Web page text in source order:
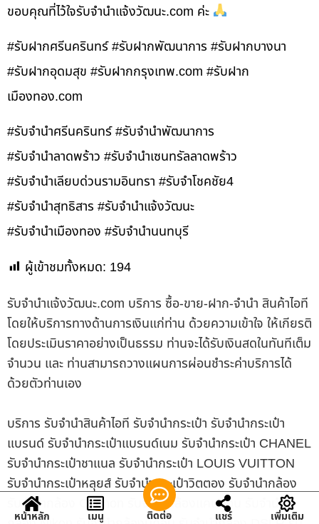
ขอบคุณที่ไว้ใจรับจำนำแจ้งวัฒนะ.com ค่ะ
#รับฝากศรีนครินทร์ #รับฝากพัฒนาการ #รับฝากบางนา
#รับฝากอุดมสุข #รับฝากกรุงเทพ.com #รับฝาก
เมืองทอง.com
#รับจำนำศรีนครินทร์ #รับจำนำพัฒนาการ
#รับจำนำลาดพร้าว #รับจำนำเซนทรัลลาดพร้าว
#รับจำนำเลียบด่วนรามอินทรา #รับจำโชคชัย4
#รับจำนำสุทธิสาร #รับจำนำแจ้งวัฒนะ
#รับจำนำเมืองทอง #รับจำนำนนทบุรี
ผู้เข้าชมทั้งหมด: 194
รับจํานําแจ้งวัฒนะ.com บริการ ซื้อ-ขาย-ฝาก-จำนำ สินค้าไอที
โดยให้บริการทางด้านการเงินแก่ท่าน ด้วยความเข้าใจ ให้เกียรติ
โดยประเมินราคาอย่างเป็นธรรม ท่านจะได้รับเงินสดในทันทีเต็ม
จำนวน และ ท่านสามารถวางแผนการผ่อนชำระค่าบริการได้
ด้วยตัวท่านเอง
บริการ รับจำนำสินค้าไอที รับจำนำกระเป๋า รับจำนำกระเป๋า
แบรนด์ รับจำนำกระเป๋าแบรนด์เนม รับจำนำกระเป๋า CHANEL
รับจำนำกระเป๋าชาแนล รับจำนำกระเป๋า LOUIS VUITTON
รับจำนำกระเป๋าหลุยส์ รับจำนำกระเป๋าวิตตอง รับจำนำกล้อง
รับจำนำกล้อง Cannon รับจำนำกล้องแคนนอน รับจำนำ
หน้าหลัก เมนู ติดต่อ แชร์ เพิ่มเติม